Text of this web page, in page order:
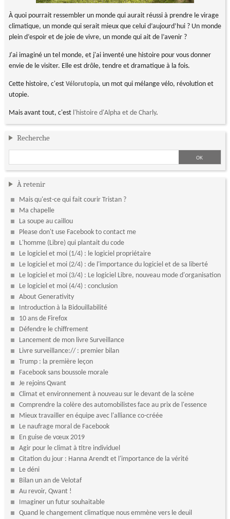
À quoi pourrait ressembler un monde qui aurait réussi à prendre le virage
climatique, un monde qui serait mieux que celui d’aujourd’hui ? Un monde
plein d’espoir et de joie de vivre, un monde qui ait de l’avenir ?
J'ai imaginé un tel monde, et j'ai inventé une histoire pour vous donner
envie de le visiter. Elle est drôle, tendre et dramatique à la fois.
Cette histoire, c'est Vélorutopia, un mot qui mélange vélo, révolution et
utopie.
Mais avant tout, c'est l'histoire d'Alpha et de Charly.
Recherche
À retenir
Mais qu'est-ce qui fait courir Tristan ?
Ma chapelle
La soupe au caillou
Please don't use Facebook to contact me
L'homme (Libre) qui plantait du code
Le logiciel et moi (1/4) : le logiciel propriétaire
Le logiciel et moi (2/4) : de l'importance du logiciel et de sa liberté
Le logiciel et moi (3/4) : Le logiciel Libre, nouveau mode d'organisation
Le logiciel et moi (4/4) : conclusion
About Generativity
Introduction à la Bidouillabilité
10 ans de Firefox
Défendre le chiffrement
Lancement de mon livre Surveillance
Livre surveillance:// : premier bilan
Trump : la première leçon
Facebook sans boussole morale
Je rejoins Qwant
Climat et environnement à nouveau sur le devant de la scène
Comprendre la colère des automobilistes face au prix de l'essence
Mieux travailler en équipe avec l'alliance co-créée
Le naufrage moral de Facebook
En guise de vœux 2019
Agir pour le climat à titre individuel
Citation du jour : Hanna Arendt et l'importance de la vérité
Le déni
Bilan un an de Velotaf
Au revoir, Qwant !
Imaginer un futur souhaitable
Quand le changement climatique nous emmène vers le deuil